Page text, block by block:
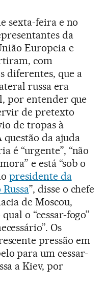
sexta-feira e no
da
Europeia e
com
diferentes, que a
russa era
por entender que
de pretexto
de tropas à
questão da ajuda
é “urgente”, “não
e está “sob o
presidente da
”, disse o chefe
de Moscou,
o “cessar-fogo”
Os
pressão em
para um cessar-
a Kiev, por